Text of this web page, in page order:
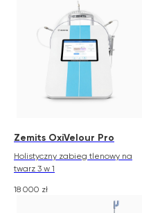
Zemits OxiVelour Pro
Holistyczny zabieg tlenowy na
twarz 3 w 1
18 000 zł
zemits.co.uk
zemits.eu
zemits.be
zemits.es
zemits.com